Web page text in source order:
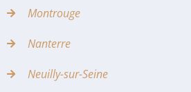
Montrouge
Nanterre
Neuilly-sur-Seine